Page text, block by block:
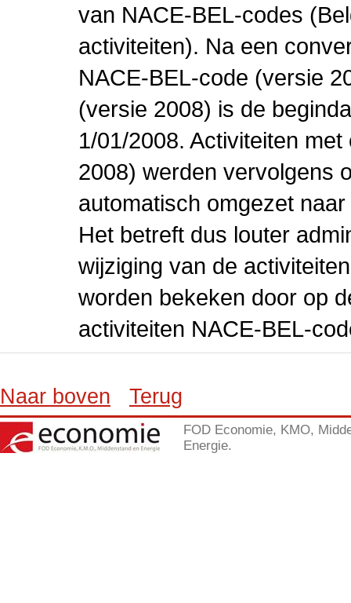
van NACE-BEL-codes
activiteiten). Na een
NACE-BEL-code (versie
(versie 2008) is de
1/01/2008. Activiteiten
2008) werden vervolgens
automatisch omgezet
Het betreft dus louter
wijziging van de
worden bekeken door op
activiteiten NACE-BEL-
Naar boven Terug
FOD Economie, KMO,
Energie.